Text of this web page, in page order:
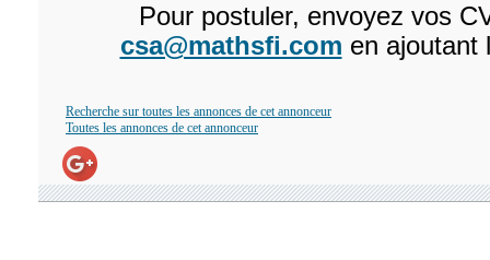
Pour postuler, envoyez vos
csa@mathsfi.com en ajoutant
Recherche sur toutes les annonces de cet annonceur
Toutes les annonces de cet annonceur